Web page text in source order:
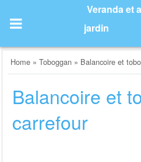
content
Veranda et
jardin
Home »Toboggan » Balancoire et
Balancoire et
carrefour